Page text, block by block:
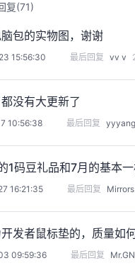
复(71)
包的实物图，谢谢
15:56:30 最后回复 vv v
没有大更新了
10:56:38 最后回复 yyyang
1码豆礼品和7月的基本
16:21:35 最后回复 Mirrors
发者鼠标垫的，质量如何
09:59:36 最后回复 Mr.GN